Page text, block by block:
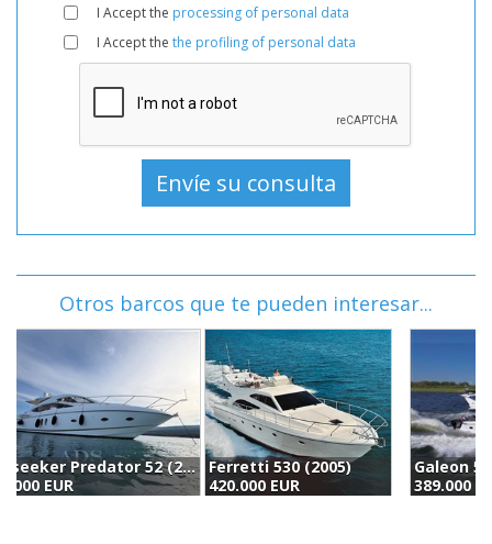
I Accept the processing of personal data
I Accept the the profiling of personal data
Otros barcos que te pueden interesar...
Ferretti 530 (2005)
420.000 EUR
Galeon 530 Fly (2007)
389.000 EUR